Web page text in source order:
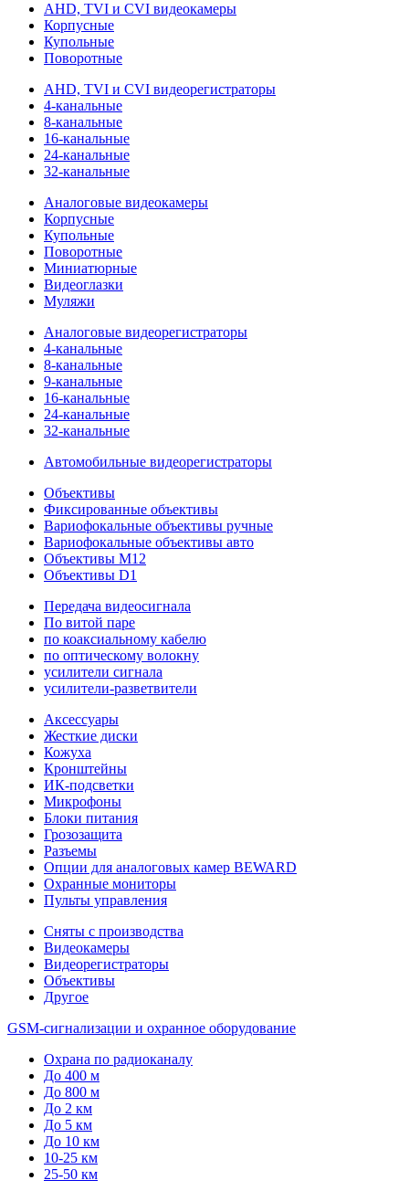
AHD, TVI и CVI видеокамеры
Корпусные
Купольные
Поворотные
AHD, TVI и CVI видеорегистраторы
4-канальные
8-канальные
16-канальные
24-канальные
32-канальные
Аналоговые видеокамеры
Корпусные
Купольные
Поворотные
Миниатюрные
Видеоглазки
Муляжи
Аналоговые видеорегистраторы
4-канальные
8-канальные
9-канальные
16-канальные
24-канальные
32-канальные
Автомобильные видеорегистраторы
Объективы
Фиксированные объективы
Вариофокальные объективы ручные
Вариофокальные объективы авто
Объективы M12
Объективы D1
Передача видеосигнала
По витой паре
по коаксиальному кабелю
по оптическому волокну
усилители сигнала
усилители-разветвители
Аксессуары
Жесткие диски
Кожуха
Кронштейны
ИК-подсветки
Микрофоны
Блоки питания
Грозозащита
Разъемы
Опции для аналоговых камер BEWARD
Охранные мониторы
Пульты управления
Сняты с производства
Видеокамеры
Видеорегистраторы
Объективы
Другое
GSM-сигнализации и охранное оборудование
Охрана по радиоканалу
До 400 м
До 800 м
До 2 км
До 5 км
До 10 км
10-25 км
25-50 км